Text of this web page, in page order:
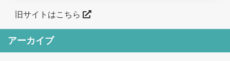
旧サイトはこちら
アーカイブ